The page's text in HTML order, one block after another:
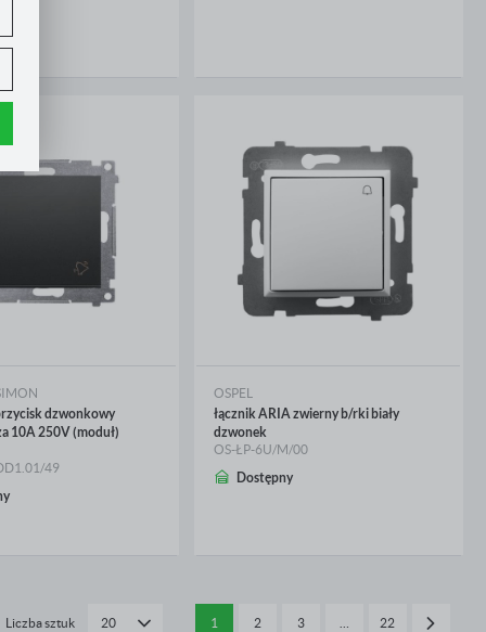
dzwonkowy
10A 250V (moduł)
49
OSPEL
łącznik ARIA zwierny b/rki biały
dzwonek
OS-ŁP-6U/M/00
Dostępny
Liczba sztuk 20 1 2 3 22